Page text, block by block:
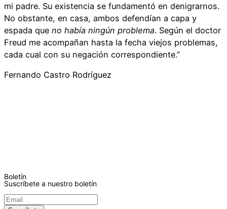
mi padre. Su existencia se fundamentó en denigrarnos.
No obstante, en casa, ambos defendían a capa y
espada que no había ningún problema. Según el doctor
Freud me acompañan hasta la fecha viejos problemas,
cada cual con su negación correspondiente.”
Fernando Castro Rodríguez
Boletín
Suscríbete a nuestro boletín